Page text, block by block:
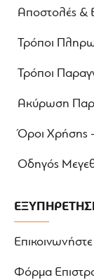
Αποστολές &
Τρόποι
Τρόποι
Ακύρωση
Όροι Χρήσης
Οδηγός
Φόρμα